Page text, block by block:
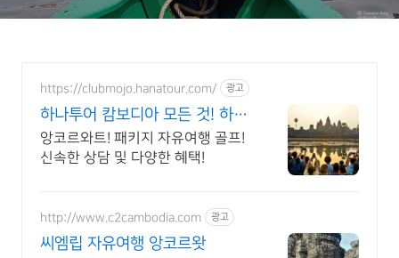
https://clubmojo.hanatour.com/ 광고
하나투어 캄보디아 모든 것! 하나
투어 공식예약 인증센터
앙코르와트! 패키지 자유여행 골프!
신속한 상담 및 다양한 혜택!
http://www.c2cambodia.com 광고
씨엠립 자유여행 앙코르왓